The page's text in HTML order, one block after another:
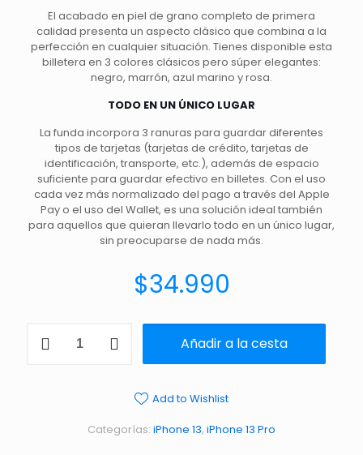
El acabado en piel de grano completo de primera
calidad presenta un aspecto clásico que combina a la
perfección en cualquier situación. Tienes disponible esta
billetera en 3 colores clásicos pero súper elegantes:
negro, marrón, azul marino y rosa.
TODO EN UN ÚNICO LUGAR
La funda incorpora 3 ranuras para guardar diferentes
tipos de tarjetas (tarjetas de crédito, tarjetas de
identificación, transporte, etc.), además de espacio
suficiente para guardar efectivo en billetes. Con el uso
cada vez más normalizado del pago a través del Apple
Pay o el uso del Wallet, es una solución ideal también
para aquellos que quieran llevarlo todo en un único lugar,
sin preocuparse de nada más.
$34.990
Añadir a la cesta
Add to Wishlist
Categorías: iPhone 13, iPhone 13 Pro